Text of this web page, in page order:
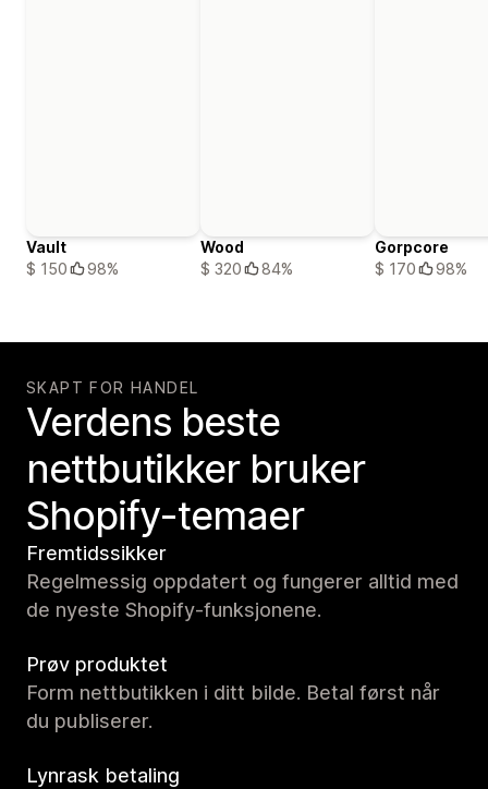
Vault
$ 150
98%
Wood
$ 320
84%
Gorpcore
$ 170
98%
SKAPT FOR HANDEL
Verdens beste
nettbutikker bruker
Shopify-temaer
Fremtidssikker
Regelmessig oppdatert og fungerer alltid med
de nyeste Shopify-funksjonene.
Prøv produktet
Form nettbutikken i ditt bilde. Betal først når
du publiserer.
Lynrask betaling